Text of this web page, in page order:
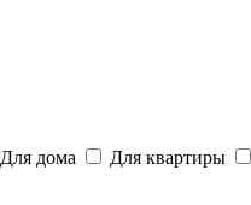
Для дома Для квартиры